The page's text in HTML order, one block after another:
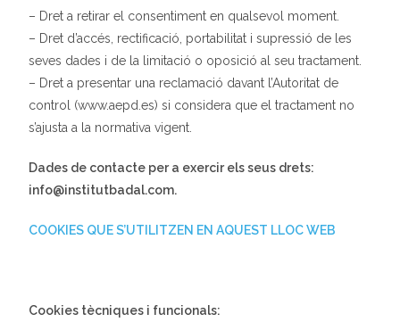
– Dret a retirar el consentiment en qualsevol moment.
– Dret d’accés, rectificació, portabilitat i supressió de les
seves dades i de la limitació o oposició al seu tractament.
– Dret a presentar una reclamació davant l’Autoritat de
control (www.aepd.es) si considera que el tractament no
s’ajusta a la normativa vigent.
Dades de contacte per a exercir els seus drets:
info@institutbadal.com.
COOKIES QUE S’UTILITZEN EN AQUEST LLOC WEB
Cookies tècniques i funcionals: